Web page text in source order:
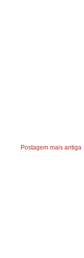
Postagem mais antiga